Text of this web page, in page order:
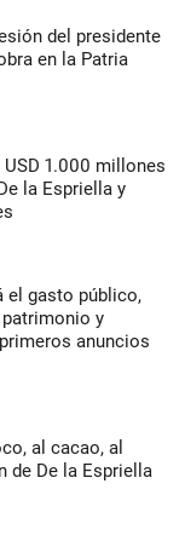
del presidente
en la Patria
1.000 millones
la Espriella y
el gasto público,
y
anuncios
al cacao, al
de De la Espriella